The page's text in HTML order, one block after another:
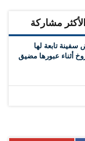
الأكثر مشاركة
سفينة تابعة لها
أثناء عبورها مضيق